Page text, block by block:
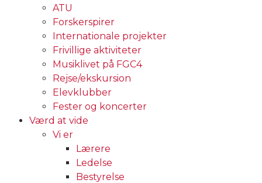
ATU
Forskerspirer
Internationale projekter
Frivillige aktiviteter
Musiklivet på FGC4
Rejse/ekskursion
Elevklubber
Fester og koncerter
Værd at vide
Vi er
Lærere
Ledelse
Bestyrelse